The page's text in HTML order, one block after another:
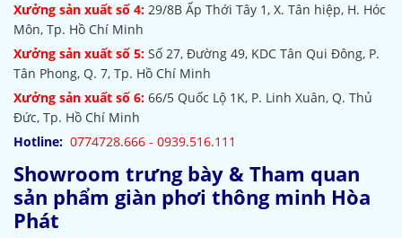
Xưởng sản xuất số 4: 29/8B Ấp Thới Tây 1, X. Tân hiệp, H. Hóc
Môn, Tp. Hồ Chí Minh
Xưởng sản xuất số 5: Số 27, Đường 49, KDC Tân Qui Đông, P.
Tân Phong, Q. 7, Tp. Hồ Chí Minh
Xưởng sản xuất số 6: 66/5 Quốc Lộ 1K, P. Linh Xuân, Q. Thủ
Đức, Tp. Hồ Chí Minh
Hotline: 0774728.666 - 0939.516.111
Showroom trưng bày & Tham quan
sản phẩm giàn phơi thông minh Hòa
Phát